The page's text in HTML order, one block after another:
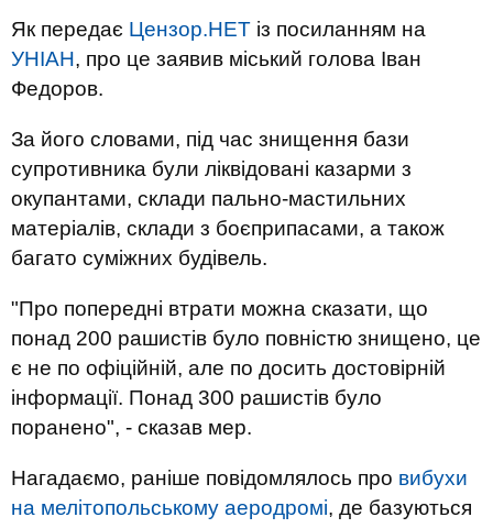
Як передає Цензор.НЕТ із посиланням на
УНІАН, про це заявив міський голова Іван
Федоров.
За його словами, під час знищення бази
супротивника були ліквідовані казарми з
окупантами, склади пально-мастильних
матеріалів, склади з боєприпасами, а також
багато суміжних будівель.
"Про попередні втрати можна сказати, що
понад 200 рашистів було повністю знищено, це
є не по офіційній, але по досить достовірній
інформації. Понад 300 рашистів було
поранено", - сказав мер.
Нагадаємо, раніше повідомлялось про вибухи
на мелітопольському аеродромі, де базуються